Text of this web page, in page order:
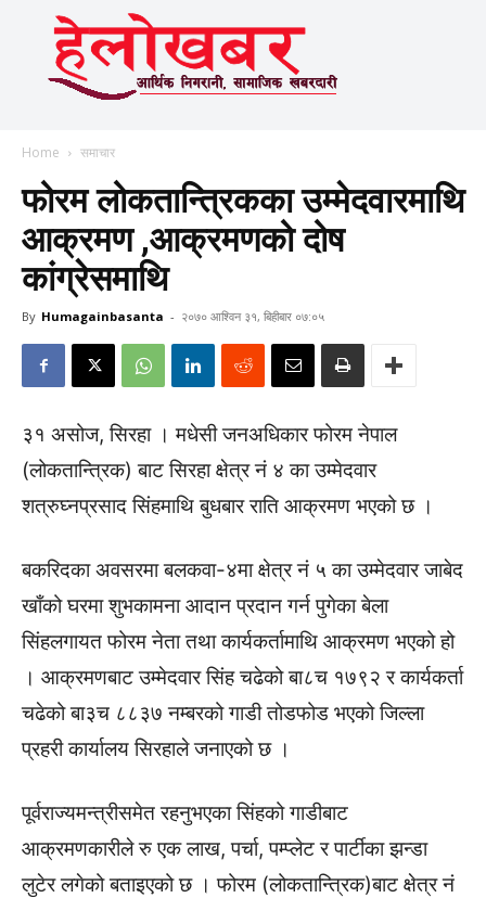
Home समाचार
फोरम लोकतान्त्रिकका उम्मेदवारमाथि
आक्रमण ,आक्रमणको दोष
कांग्रेसमाथि
By Humagainbasanta - २०७० आश्विन ३१, बिहीबार ०७:०५
३१ असोज, सिरहा । मधेसी जनअधिकार फोरम नेपाल
(लोकतान्त्रिक) बाट सिरहा क्षेत्र नं ४ का उम्मेदवार
शत्रुघ्नप्रसाद सिंहमाथि बुधबार राति आक्रमण भएको छ ।
बकरिदका अवसरमा बलकवा-४मा क्षेत्र नं ५ का उम्मेदवार जाबेद
खाँको घरमा शुभकामना आदान प्रदान गर्न पुगेका बेला
सिंहलगायत फोरम नेता तथा कार्यकर्तामाथि आक्रमण भएको हो
। आक्रमणबाट उम्मेदवार सिंह चढेको बा८च १७९२ र कार्यकर्ता
चढेको बा३च ८८३७ नम्बरको गाडी तोडफोड भएको जिल्ला
प्रहरी कार्यालय सिरहाले जनाएको छ ।
पूर्वराज्यमन्त्रीसमेत रहनुभएका सिंहको गाडीबाट
आक्रमणकारीले रु एक लाख, पर्चा, पम्प्लेट र पार्टीका झन्डा
लुटेर लगेको बताइएको छ । फोरम (लोकतान्त्रिक)बाट क्षेत्र नं